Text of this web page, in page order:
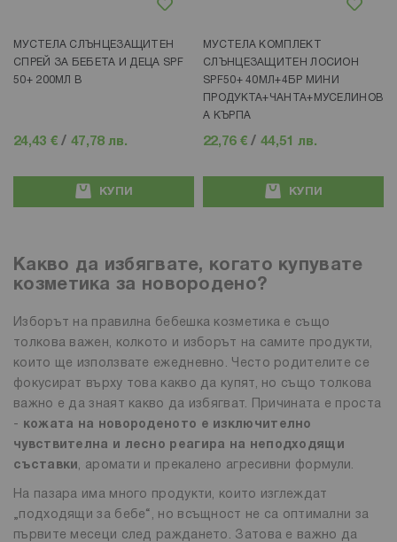
МУСТЕЛА СЛЪНЦЕЗАЩИТЕН
СПРЕЙ ЗА БЕБЕТА И ДЕЦА SPF
50+ 200МЛ В
24,43 € /47,78 лв.
КУПИ
МУСТЕЛА КОМПЛЕКТ
СЛЪНЦЕЗАЩИТЕН ЛОСИОН
SPF50+ 40МЛ+4БР МИНИ
ПРОДУКТА+ЧАНТА+МУСЕЛИНОВ
А КЪРПА
22,76 € /44,51 лв.
КУПИ
Какво да избягвате, когато купувате
козметика за новородено?
Изборът на правилна бебешка козметика е също
толкова важен, колкото и изборът на самите продукти,
които ще използвате ежедневно. Често родителите се
фокусират върху това какво да купят, но също толкова
важно е да знаят какво да избягват. Причината е проста
- кожата на новороденото е изключително
чувствителна и лесно реагира на неподходящи
съставки, аромати и прекалено агресивни формули.
На пазара има много продукти, които изглеждат
„подходящи за бебе“, но всъщност не са оптимални за
първите месеци след раждането. Затова е важно да